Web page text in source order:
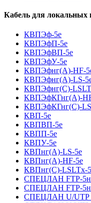
Кабель для локальных
КВПЭф-5е
КВПЭфП-5е
КВПЭфВП-5е
КВПЭфУ-5е
КВПЭфнг(А)-HF-
КВПЭфнг(А)-LS-
КВПЭфнг(С)-
КВПЭфКГнг(А)-
КВПЭфКГнг(С)-
КВП-5е
КВПВП-5е
КВПП-5е
КВПУ-5е
КВПнг(А)-LS-5е
КВПнг(А)-HF-5е
КВПнг(С)-LSLTx-
СПЕЦЛАН FTP-
СПЕЦЛАН FTP-
СПЕЦЛАН U/UTP